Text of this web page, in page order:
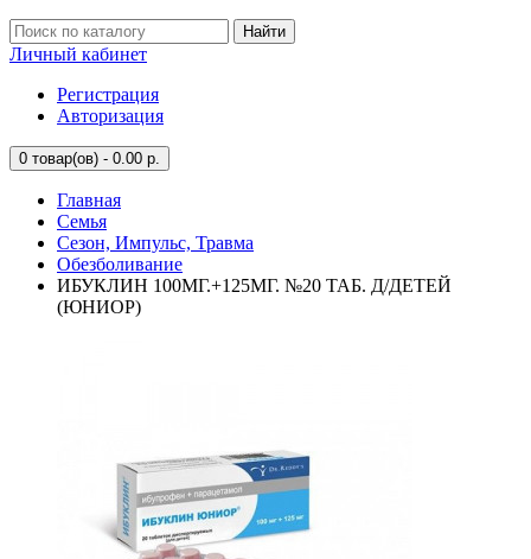
Найти
Личный кабинет
Регистрация
Авторизация
0 товар(ов) - 0.00 р.
Главная
Семья
Сезон, Импульс, Травма
Обезболивание
ИБУКЛИН 100МГ.+125МГ. №20 ТАБ. Д/ДЕТЕЙ
(ЮНИОР)